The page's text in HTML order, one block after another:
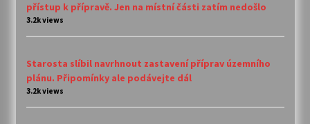
přístup k přípravě. Jen na místní části zatím nedošlo
3.2k views
Starosta slíbil navrhnout zastavení příprav územního
plánu. Připomínky ale podávejte dál
3.2k views